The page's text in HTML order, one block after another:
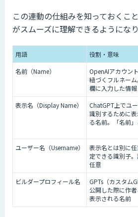
この連動の仕組みを知っておくこ
がスムーズに理解できるようになり
用語 役割・意味
名前（Name）
OpenAIアカウン
紐づくフルネー
欄に入力した情報
表示名（Display Name）
ChatGPT上でユ
識別するために
る名前。「名前
ユーザー名（Username）
表示名とは別に
定できる識別子
任意
ビルダープロフィール名
GPTs（カスタム
公開した際に作
表示される名前